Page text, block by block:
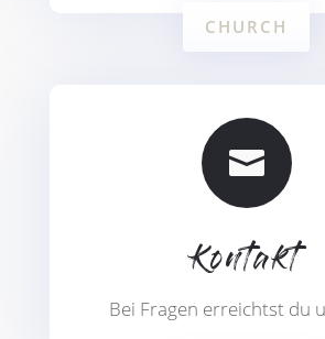
CHURCH

Kontakt
Bei Fragen erreichtst du